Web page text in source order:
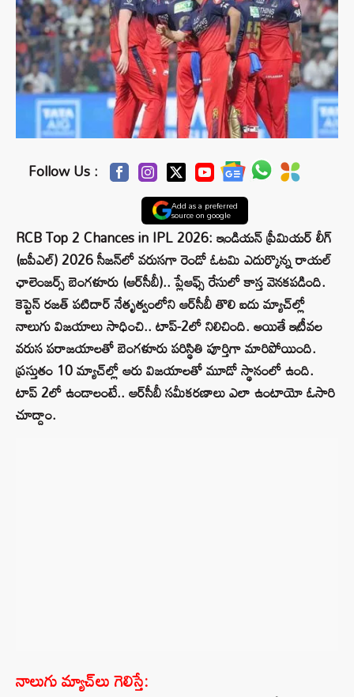
Follow Us :
Add as a preferred
source on google
RCB Top 2 Chances in IPL 2026: ఇండియన్ ప్రీమియర్ లీగ్
(ఐపీఎల్) 2026 సీజన్‌లో వరుసగా రెండో ఓటమి ఎదుర్కొన్న రాయల్
ఛాలెంజర్స్ బెంగళూరు (ఆర్‌సీబీ).. ప్లేఆఫ్స్ రేసులో కాస్త వెనకపడింది.
కెప్టెన్ రజత్ పటిదార్ నేతృత్వంలోని ఆర్‌సీబీ తొలి ఐదు మ్యాచ్‌ల్లో
నాలుగు విజయాలు సాధించి.. టాప్-2లో నిలిచింది. అయితే ఇటీవల
వరుస పరాజయాలతో బెంగళూరు పరిస్థితి పూర్తిగా మారిపోయింది.
ప్రస్తుతం 10 మ్యాచ్‌ల్లో ఆరు విజయాలతో మూడో స్థానంలో ఉంది.
టాప్ 2లో ఉండాలంటే.. ఆర్‌సీబీ సమీకరణాలు ఎలా ఉంటాయో ఓసారి
చూద్దాం.
నాలుగు మ్యాచ్‌లు గెలిస్తే: